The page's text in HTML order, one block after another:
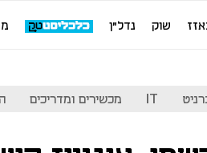
שוק נדל"ן
IT מכשירים ומדריכים